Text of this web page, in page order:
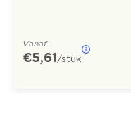
Vanaf
€ 5,61/stuk